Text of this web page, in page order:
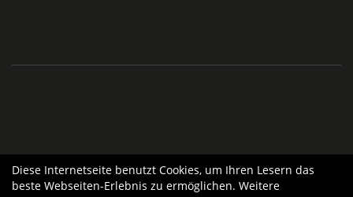
Diese Internetseite benutzt Cookies, um Ihren Lesern das
beste Webseiten-Erlebnis zu ermöglichen. Weitere